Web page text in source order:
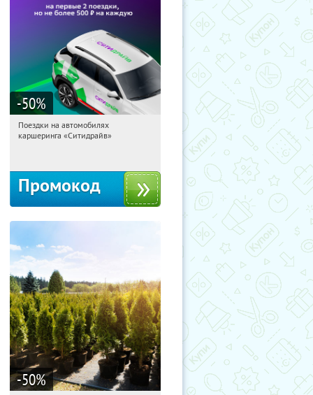
-50%
09:50:53
Получи первым!
Поездки на автомобилях
каршеринга «Ситидрайв»
Промокод
-50%